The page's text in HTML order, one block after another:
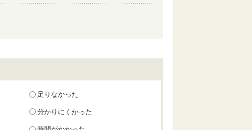
足りなかった
分かりにくかった